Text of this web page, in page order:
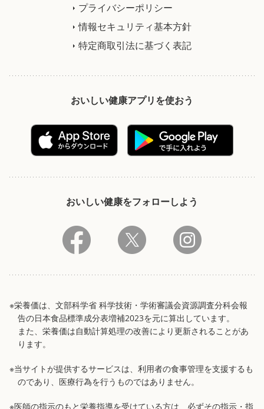
プライバシーポリシー
情報セキュリティ基本方針
特定商取引法に基づく表記
おいしい健康アプリを使おう
おいしい健康をフォローしよう
※栄養価は、文部科学省 科学技術・学術審議会資源調査分科会報
告の日本食品標準成分表増補2023を元に算出しています。
また、栄養価は自動計算処理の改善により更新されることがあ
ります。
※当サイトが提供するサービスは、利用者の食事管理を支援するも
のであり、医療行為を行うものではありません。
※医師の指示のもと栄養指導を受けている方は、必ずその指示・指